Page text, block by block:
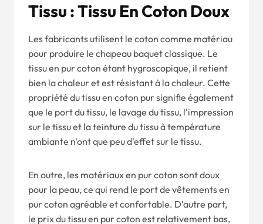
Tissu : Tissu En Coton Doux
Les fabricants utilisent le coton comme matériau
pour produire le chapeau baquet classique. Le
tissu en pur coton étant hygroscopique, il retient
bien la chaleur et est résistant à la chaleur. Cette
propriété du tissu en coton pur signifie également
que le port du tissu, le lavage du tissu, l'impression
sur le tissu et la teinture du tissu à température
ambiante n'ont que peu d'effet sur le tissu.
En outre, les matériaux en pur coton sont doux
pour la peau, ce qui rend le port de vêtements en
pur coton agréable et confortable. D'autre part,
le prix du tissu en pur coton est relativement bas,